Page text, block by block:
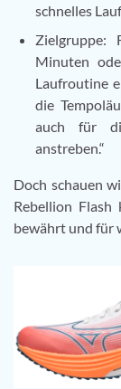
schnelles
Zielgruppe:
Minuten
Laufroutine
die
auch für
anstreben.“
Doch schauen
Rebellion Flash
bewährt und für